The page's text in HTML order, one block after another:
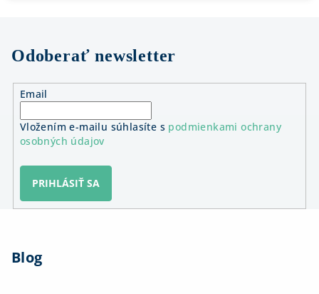
Odoberať newsletter
Email
Vložením e-mailu súhlasíte s podmienkami ochrany
osobných údajov
PRIHLÁSIŤ SA
Blog